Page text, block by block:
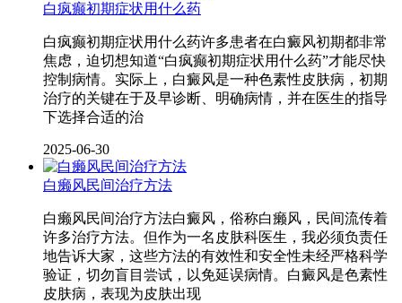
白疯癫初期症状用什么药
白疯癫初期症状用什么药许多患者在白癜风初期都非常
焦虑，迫切想知道“白疯癫初期症状用什么药”才能尽快
控制病情。实际上，白癜风是一种色素性皮肤病，初期
治疗的关键在于及早诊断、明确病情，并在医生的指导
下选择合适的治
2025-06-30
白癞风民间治疗方法
白癞风民间治疗方法白癜风，俗称白癞风，民间流传着
许多治疗方法。但作为一名皮肤科医生，我必须负责任
地告诉大家，这些方法的有效性和安全性未经严格科学
验证，切勿盲目尝试，以免延误病情。白癜风是色素性
皮肤病，表现为皮肤出现